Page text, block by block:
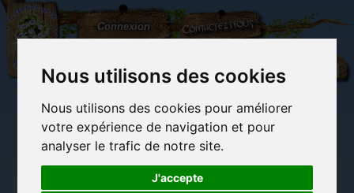
Nous utilisons des cookies
Nous utilisons des cookies pour améliorer
votre expérience de navigation et pour
analyser le trafic de notre site.
J'accepte
L'Arbre
aux
100.000
Connexion Contactez-nous
(vide)